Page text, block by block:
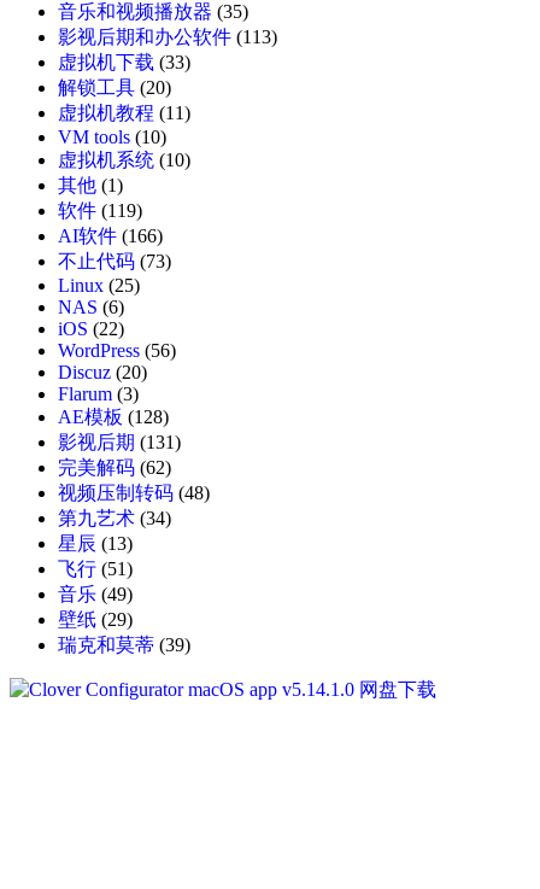
音乐和视频播放器 (35)
影视后期和办公软件 (113)
虚拟机下载 (33)
解锁工具 (20)
虚拟机教程 (11)
VM tools (10)
虚拟机系统 (10)
其他 (1)
软件 (119)
AI软件 (166)
不止代码 (73)
Linux (25)
NAS (6)
iOS (22)
WordPress (56)
Discuz (20)
Flarum (3)
AE模板 (128)
影视后期 (131)
完美解码 (62)
视频压制转码 (48)
第九艺术 (34)
星辰 (13)
飞行 (51)
音乐 (49)
壁纸 (29)
瑞克和莫蒂 (39)